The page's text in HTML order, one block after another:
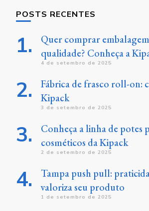
POSTS RECENTES
Quer comprar
qualidade? Conheça a
4 de setembro de 2025
Fábrica de frasco roll-on:
Kipack
3 de setembro de 2025
Conheça a linha de potes
cosméticos da Kipack
2 de setembro de 2025
Tampa push pull:
valoriza seu produto
1 de setembro de 2025